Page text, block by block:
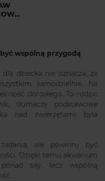
wspólną przygodą
dziecka nie oznacza, że
samodzielnie. Na
dorosłego. To rodzic
tłumaczy podstawowe
nad zwierzętami była
ale powinny być
Dzięki temu akwarium
siły, lecz wspólną